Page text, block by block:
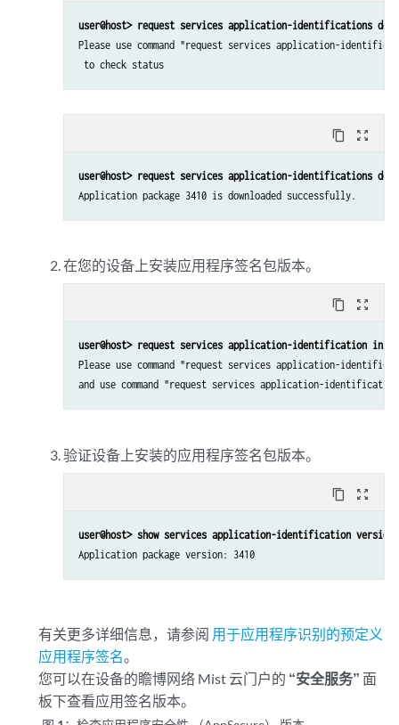
user@host> request services application-identifications
Please use command "request services application-
to check status
content_copy zoom_out_map
user@host> request services application-identifications
Application package 3410 is downloaded successfully.
在您的设备上安装应用程序签名包版本。
content_copy zoom_out_map
user@host> request services application-identification
Please use command "request services application-
and use command "request services application-
验证设备上安装的应用程序签名包版本。
content_copy zoom_out_map
Application package version: 3410
有关更多详细信息，请参阅 用于应用程序识别的预定义
应用程序签名。
您可以在设备的瞻博网络 Mist 云门户的 “安全服务” 面
板下查看应用签名版本。